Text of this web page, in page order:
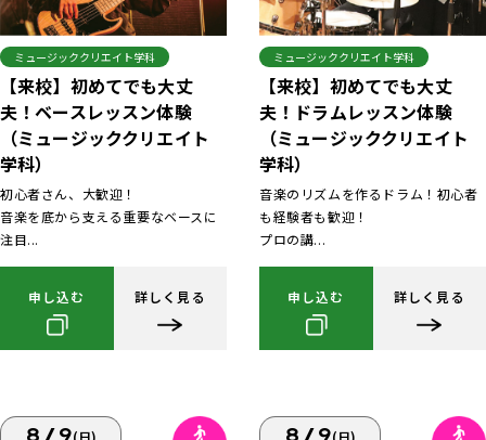
ミュージッククリエイト学科
【来校】初めてでも大丈
夫！ベースレッスン体験
（ミュージッククリエイト
学科）
初心者さん、大歓迎！
音楽を底から支える重要なベースに
注目...
申し込む 詳しく見る
ミュージッククリエイト学科
【来校】初めてでも大丈
夫！ドラムレッスン体験
（ミュージッククリエイト
学科）
音楽のリズムを作るドラム！初心者
も経験者も歓迎！
プロの講...
申し込む 詳しく見る
8/9(日) 8/9(日)